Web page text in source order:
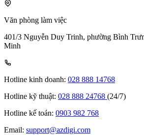
Văn phòng làm việc
401/3 Nguyễn Duy Trinh, phường Bình
Minh
Hotline kinh doanh: 028 888 14768
Hotline kỹ thuật: 028 888 24768 (24/7)
Hotline kế toán: 0903 982 768
Email: support@azdigi.com